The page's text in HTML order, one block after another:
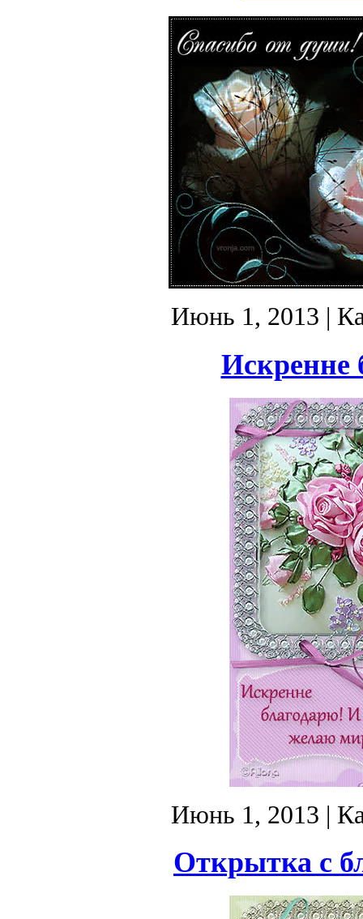
Июнь 1, 2013 |
Искренне
Июнь 1, 2013 |
Открытка с